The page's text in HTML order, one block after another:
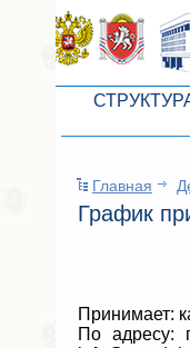
Президиум
Депутатский
Депутатские
Главная
График
Принимает:
По адресу: